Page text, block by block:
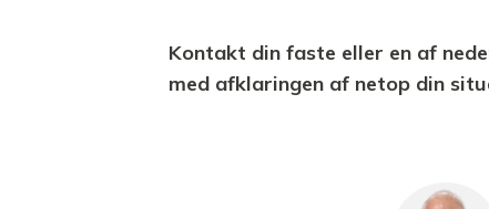
Kontakt din faste eller en af
med afklaringen af netop din